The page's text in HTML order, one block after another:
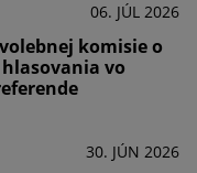
06. JÚL 2026
komisie o
vo
30. JÚN 2026